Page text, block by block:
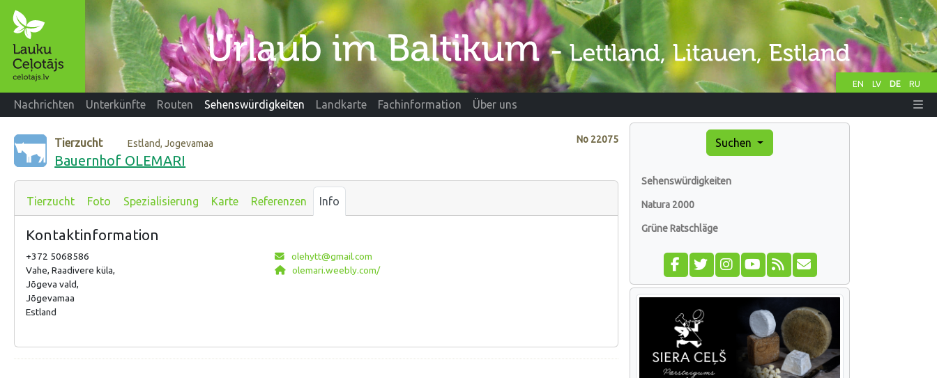
EN LV DE RU
Nachrichten Unterkünfte Routen Sehenswürdigkeiten Landkarte Fachinformation Über uns
No 22075
Tierzucht Estland, Jogevamaa
Bauernhof OLEMARI
Tierzucht Foto Spezialisierung Karte Referenzen Info
Kontaktinformation
+372 5068586
Vahe, Raadivere küla,
Jõgeva vald,
Jõgevamaa
Estland
olehytt@gmail.com
olemari.weebly.com/
Suchen
Sehenswürdigkeiten
Natura 2000
Grüne Ratschläge